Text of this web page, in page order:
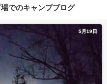
でのキャンプブログ
5月19日